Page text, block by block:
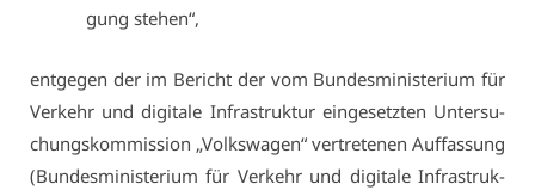
gung ste­hen“,
ent­ge­gen der im Be­richt der vom Bun­des­mi­nis­te­ri­um für
Ver­kehr und di­gi­ta­le In­fra­struk­tur ein­ge­setz­ten Un­ter­su­
chungs­kom­mis­si­on „Volks­wa­gen“ ver­tre­te­nen Auf­fas­sung
(Bun­des­mi­nis­te­ri­um für Ver­kehr und di­gi­ta­le In­fra­struk­